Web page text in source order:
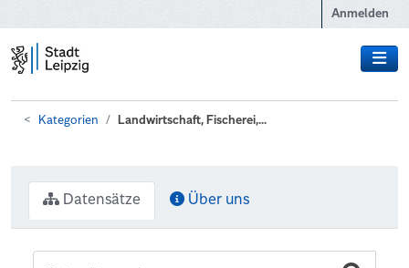
Anmelden
Kategorien Landwirtschaft, Fischerei,...
Datensätze Über uns